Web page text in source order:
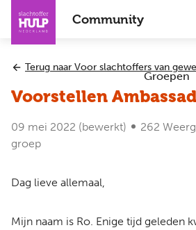
Overslaan
naar
inhoud
gaan
Community
Groepen
Terug naar Voor slachtoffers van
Voorstellen
09 mei 2022 (bewerkt) 262
groep
Dag lieve allemaal,
Mijn naam is Ro. Enige tijd geleden